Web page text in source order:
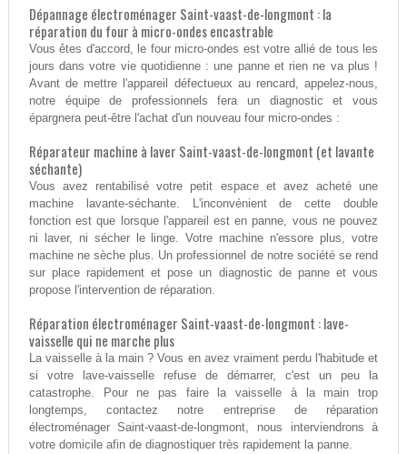
Dépannage électroménager Saint-vaast-de-longmont : la
réparation du four à micro-ondes encastrable
Vous êtes d'accord, le four micro-ondes est votre allié de tous les
jours dans votre vie quotidienne : une panne et rien ne va plus !
Avant de mettre l'appareil défectueux au rencard, appelez-nous,
notre équipe de professionnels fera un diagnostic et vous
épargnera peut-être l'achat d'un nouveau four micro-ondes :
Réparateur machine à laver Saint-vaast-de-longmont (et lavante
séchante)
Vous avez rentabilisé votre petit espace et avez acheté une
machine lavante-séchante. L'inconvénient de cette double
fonction est que lorsque l'appareil est en panne, vous ne pouvez
ni laver, ni sécher le linge. Votre machine n'essore plus, votre
machine ne sèche plus. Un professionnel de notre société se rend
sur place rapidement et pose un diagnostic de panne et vous
propose l'intervention de réparation.
Réparation électroménager Saint-vaast-de-longmont : lave-
vaisselle qui ne marche plus
La vaisselle à la main ? Vous en avez vraiment perdu l'habitude et
si votre lave-vaisselle refuse de démarrer, c'est un peu la
catastrophe. Pour ne pas faire la vaisselle à la main trop
longtemps, contactez notre entreprise de réparation
électroménager Saint-vaast-de-longmont, nous interviendrons à
votre domicile afin de diagnostiquer très rapidement la panne.